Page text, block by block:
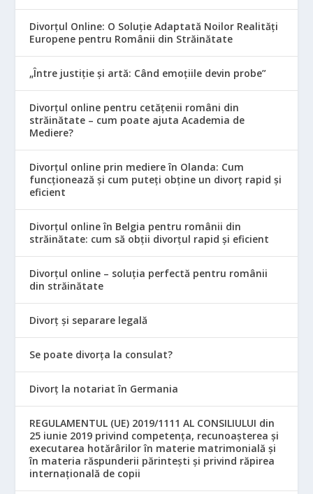
Divorțul Online: O Soluție Adaptată Noilor Realități
Europene pentru Românii din Străinătate
„Între justiție și artă: Când emoțiile devin probe”
Divorțul online pentru cetățenii români din
străinătate – cum poate ajuta Academia de
Mediere?
Divorțul online prin mediere în Olanda: Cum
funcționează și cum puteți obține un divorț rapid și
eficient
Divorțul online în Belgia pentru românii din
străinătate: cum să obții divorțul rapid și eficient
Divorțul online – soluția perfectă pentru românii
din străinătate
Divorț și separare legală
Se poate divorța la consulat?
Divorț la notariat în Germania
REGULAMENTUL (UE) 2019/1111 AL CONSILIULUI din
25 iunie 2019 privind competența, recunoașterea și
executarea hotărârilor în materie matrimonială și
în materia răspunderii părintești și privind răpirea
internațională de copii